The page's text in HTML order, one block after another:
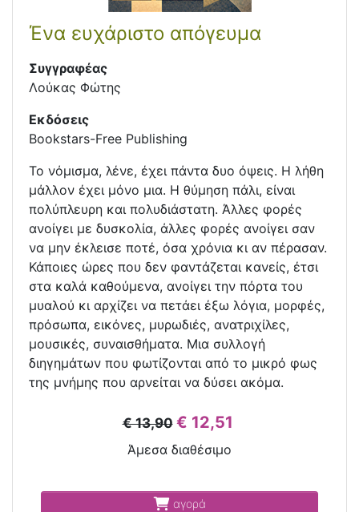
Ένα ευχάριστο απόγευμα
Συγγραφέας
Λούκας Φώτης
Εκδόσεις
Bookstars-Free Publishing
Το νόμισμα, λένε, έχει πάντα δυο όψεις. Η λήθη
μάλλον έχει μόνο μια. Η θύμηση πάλι, είναι
πολύπλευρη και πολυδιάστατη. Άλλες φορές
ανοίγει με δυσκολία, άλλες φορές ανοίγει σαν
να μην έκλεισε ποτέ, όσα χρόνια κι αν πέρασαν.
Κάποιες ώρες που δεν φαντάζεται κανείς, έτσι
στα καλά καθούμενα, ανοίγει την πόρτα του
μυαλού κι αρχίζει να πετάει έξω λόγια, μορφές,
πρόσωπα, εικόνες, μυρωδιές, ανατριχίλες,
μουσικές, συναισθήματα. Μια συλλογή
διηγημάτων που φωτίζονται από το μικρό φως
της μνήμης που αρνείται να δύσει ακόμα.
€ 13,90 € 12,51
Άμεσα διαθέσιμο
αγορά